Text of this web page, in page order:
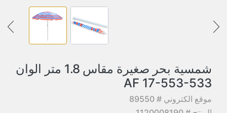
شمسية بحر صغيرة مقاس 1.8 متر الوان
AF 17-553-533
موقع الكتروني # 89550